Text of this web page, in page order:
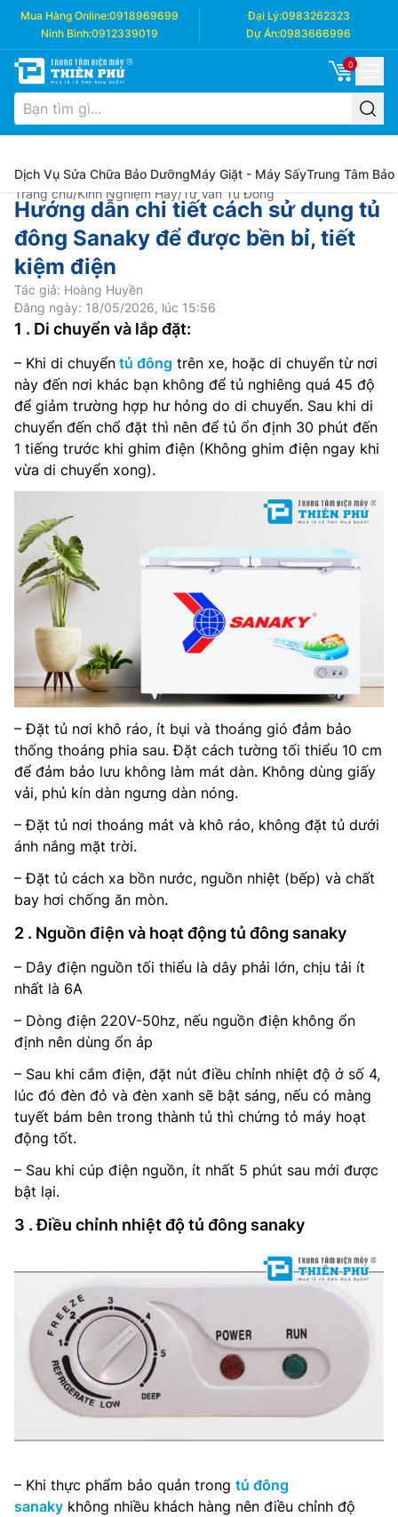
Mua Hàng Online:0918969699 Đại Lý:0983262323
Ninh Bình:0912339019 Dự Án:0983666996
0
Dịch Vụ Sửa Chữa Bảo DưỡngMáy Giặt - Máy SấyTrung Tâm Bảo
Trang chủ/Kinh Nghiệm Hay/Tư Vấn Tủ Đông
Hướng dẫn chi tiết cách sử dụng tủ
đông Sanaky để được bền bỉ, tiết
kiệm điện
Tác giả: Hoàng Huyền
Đăng ngày: 18/05/2026, lúc 15:56
1 . Di chuyển và lắp đặt:
– Khi di chuyển tủ đông trên xe, hoặc di chuyển từ nơi
này đến nơi khác bạn không để tủ nghiêng quá 45 độ
để giảm trường hợp hư hỏng do di chuyển. Sau khi di
chuyển đến chổ đặt thì nên để tủ ổn định 30 phút đến
1 tiếng trước khi ghim điện (Không ghim điện ngay khi
vừa di chuyển xong).
– Đặt tủ nơi khô ráo, ít bụi và thoáng gió đảm bảo
thống thoáng phia sau. Đặt cách tường tối thiểu 10 cm
để đảm bảo lưu không làm mát dàn. Không dùng giấy
vải, phủ kín dàn ngưng dàn nóng.
– Đặt tủ nơi thoáng mát và khô ráo, không đặt tủ dưới
ánh nắng mặt trời.
– Đặt tủ cách xa bồn nước, nguồn nhiệt (bếp) và chất
bay hơi chống ăn mòn.
2 . Nguồn điện và hoạt động tủ đông sanaky
– Dây điện nguồn tối thiểu là dây phải lớn, chịu tải ít
nhất là 6A
– Dòng điện 220V-50hz, nếu nguồn điện không ổn
định nên dùng ổn áp
– Sau khi cắm điện, đặt nút điều chỉnh nhiệt độ ở số 4,
lúc đó đèn đỏ và đèn xanh sẽ bật sáng, nếu có màng
tuyết bám bên trong thành tủ thì chứng tỏ máy hoạt
động tốt.
– Sau khi cúp điện nguồn, ít nhất 5 phút sau mới được
bật lại.
3 . Điều chỉnh nhiệt độ tủ đông sanaky
– Khi thực phẩm bảo quản trong tủ đông
sanaky không nhiều khách hàng nên điều chỉnh độ